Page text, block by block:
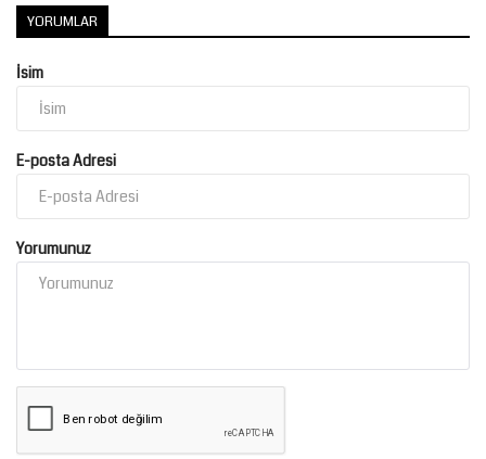
YORUMLAR
İsim
E-posta Adresi
Yorumunuz